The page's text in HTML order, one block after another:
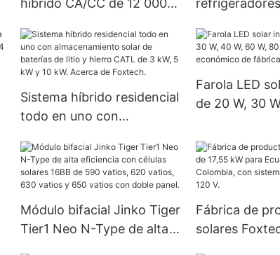
híbrido CA/CC de 12 000
mejor calidad.
solares de 12
con panel
Sistema híbrido residencial
todo en uno con
baterías de litio y hierro
CATL de 3 kW, 5 kW y 10
kW. Acerca de Foxtech.
Farola LED
de 20 W, 30
económico
Módulo bifacial Jinko Tiger
Tier1 Neo N-Type de alta
Fábrica de
solares